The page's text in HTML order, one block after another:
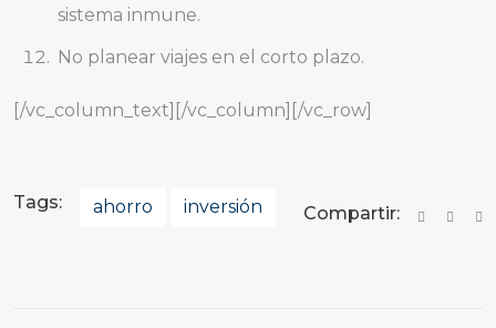
sistema inmune.
No planear viajes en el corto plazo.
[/vc_column_text][/vc_column][/vc_row]
Tags: ahorro inversión Compartir: